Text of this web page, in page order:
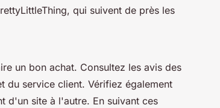
qui suivent de près les
un bon achat. Consultez les avis des
du service client. Vérifiez également
d'un site à l'autre. En suivant ces